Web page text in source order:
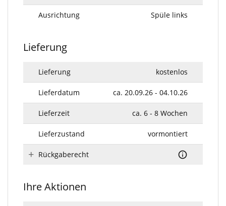
Ausrichtung Spüle links
Lieferung
Lieferung kostenlos
Lieferdatum ca. 20.09.26 - 04.10.26
Lieferzeit ca. 6 - 8 Wochen
Lieferzustand vormontiert
Rückgaberecht
Ihre Aktionen